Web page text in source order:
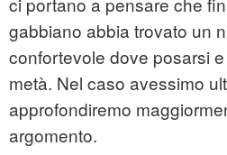
gabbiano abbia trovato un
confortevole dove posarsi
metà. Nel caso avessimo
approfondiremo
argomento.